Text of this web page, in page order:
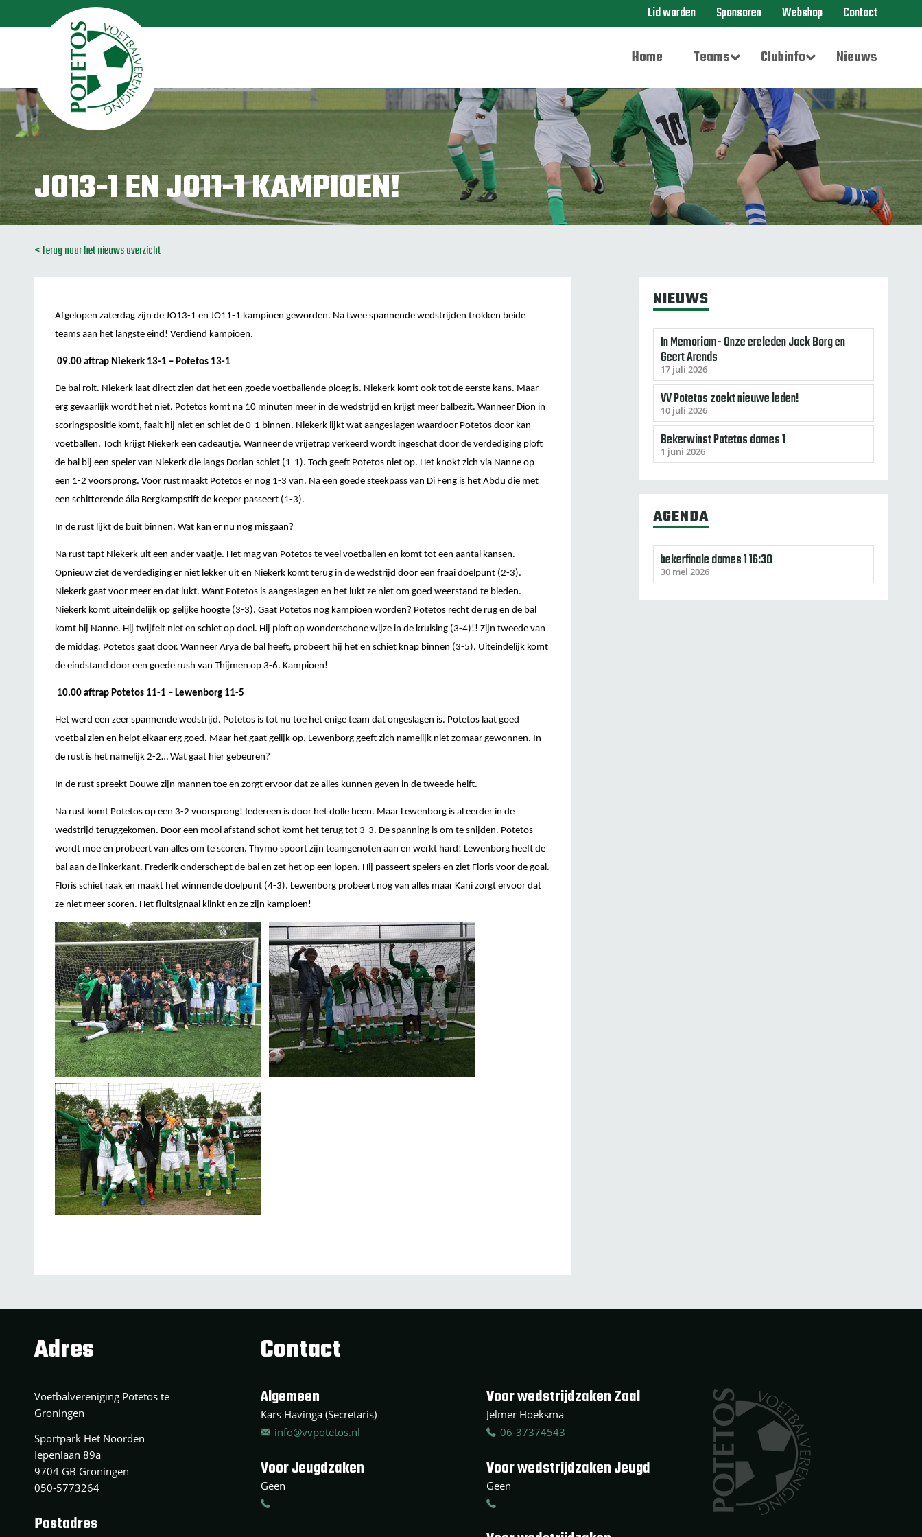
Lid worden Sponsoren Webshop Contact
Home Teams Clubinfo Nieuws
JO13-1 EN JO11-1 KAMPIOEN!
< Terug naar het nieuws overzicht
Afgelopen zaterdag zijn de JO13-1 en JO11-1 kampioen geworden. Na twee spannende wedstrijden trokken beide
teams aan het langste eind! Verdiend kampioen.
09.00 aftrap Niekerk 13-1 – Potetos 13-1
De bal rolt. Niekerk laat direct zien dat het een goede voetballende ploeg is. Niekerk komt ook tot de eerste kans. Maar
erg gevaarlijk wordt het niet. Potetos komt na 10 minuten meer in de wedstrijd en krijgt meer balbezit. Wanneer Dion in
scoringspositie komt, faalt hij niet en schiet de 0-1 binnen. Niekerk lijkt wat aangeslagen waardoor Potetos door kan
voetballen. Toch krijgt Niekerk een cadeautje. Wanneer de vrijetrap verkeerd wordt ingeschat door de verdediging ploft
de bal bij een speler van Niekerk die langs Dorian schiet (1-1). Toch geeft Potetos niet op. Het knokt zich via Nanne op
een 1-2 voorsprong. Voor rust maakt Potetos er nog 1-3 van. Na een goede steekpass van Di Feng is het Abdu die met
een schitterende álla Bergkampstift de keeper passeert (1-3).
In de rust lijkt de buit binnen. Wat kan er nu nog misgaan?
Na rust tapt Niekerk uit een ander vaatje. Het mag van Potetos te veel voetballen en komt tot een aantal kansen.
Opnieuw ziet de verdediging er niet lekker uit en Niekerk komt terug in de wedstrijd door een fraai doelpunt (2-3).
Niekerk gaat voor meer en dat lukt. Want Potetos is aangeslagen en het lukt ze niet om goed weerstand te bieden.
Niekerk komt uiteindelijk op gelijke hoogte (3-3). Gaat Potetos nog kampioen worden? Potetos recht de rug en de bal
komt bij Nanne. Hij twijfelt niet en schiet op doel. Hij ploft op wonderschone wijze in de kruising (3-4)!! Zijn tweede van
de middag. Potetos gaat door. Wanneer Arya de bal heeft, probeert hij het en schiet knap binnen (3-5). Uiteindelijk komt
de eindstand door een goede rush van Thijmen op 3-6. Kampioen!
10.00 aftrap Potetos 11-1 – Lewenborg 11-5
Het werd een zeer spannende wedstrijd. Potetos is tot nu toe het enige team dat ongeslagen is. Potetos laat goed
voetbal zien en helpt elkaar erg goed. Maar het gaat gelijk op. Lewenborg geeft zich namelijk niet zomaar gewonnen. In
de rust is het namelijk 2-2… Wat gaat hier gebeuren?
In de rust spreekt Douwe zijn mannen toe en zorgt ervoor dat ze alles kunnen geven in de tweede helft.
Na rust komt Potetos op een 3-2 voorsprong! Iedereen is door het dolle heen. Maar Lewenborg is al eerder in de
wedstrijd teruggekomen. Door een mooi afstand schot komt het terug tot 3-3. De spanning is om te snijden. Potetos
wordt moe en probeert van alles om te scoren. Thymo spoort zijn teamgenoten aan en werkt hard! Lewenborg heeft de
bal aan de linkerkant. Frederik onderschept de bal en zet het op een lopen. Hij passeert spelers en ziet Floris voor de goal.
Floris schiet raak en maakt het winnende doelpunt (4-3). Lewenborg probeert nog van alles maar Kani zorgt ervoor dat
ze niet meer scoren. Het fluitsignaal klinkt en ze zijn kampioen!
NIEUWS
In Memoriam- Onze ereleden Jack Borg en
Geert Arends
17 juli 2026
VV Potetos zoekt nieuwe leden!
10 juli 2026
Bekerwinst Potetos dames 1
1 juni 2026
AGENDA
bekerfinale dames 1 16:30
30 mei 2026
Adres
Voetbalvereniging Potetos te
Groningen
Sportpark Het Noorden
Iepenlaan 89a
9704 GB Groningen
050-5773264
Postadres
Contact
Algemeen
Kars Havinga (Secretaris)
info@vvpotetos.nl
Voor Jeugdzaken
Geen
Voor wedstrijdzaken Zaal
Jelmer Hoeksma
06-37374543
Voor wedstrijdzaken Jeugd
Geen